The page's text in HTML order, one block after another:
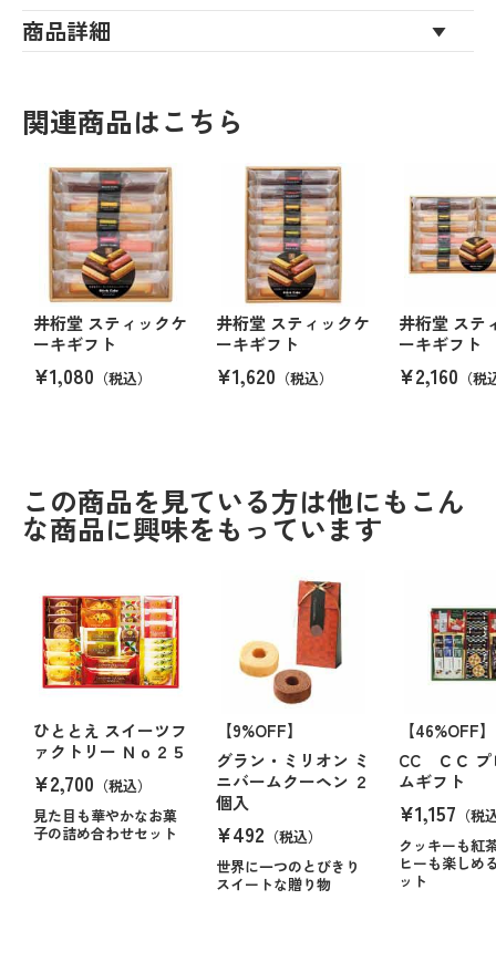
商品詳細
関連商品はこちら
井桁堂 スティックケ
ーキギフト
¥1,080 （税込）
井桁堂 スティックケ
ーキギフト
¥1,620 （税込）
井桁堂 ステ
ーキギフト
¥2,160 （税
この商品を見ている方は他にもこん
な商品に興味をもっています
ひととえ スイーツフ
ァクトリー Ｎｏ２５
¥2,700 （税込）
見た目も華やかなお菓
子の詰め合わせセット
【9%OFF】
グラン・ミリオン ミ
ニバームクーヘン ２
個入
¥492 （税込）
世界に一つのとびきり
スイートな贈り物
【46%OFF】
CC ＣＣ プ
ムギフト
¥1,157 （税
クッキーも紅
ヒーも楽しめ
ット